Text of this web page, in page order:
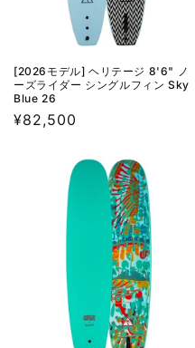
[2026モデル] ヘリテージ 8'6" ノ
ーズライダー シングルフィン Sky
Blue 26
通
¥82,500